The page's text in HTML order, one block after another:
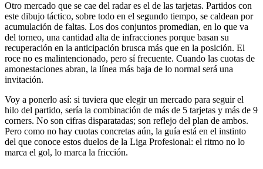
Otro mercado que se cae del radar es el de las tarjetas. Partidos con
este dibujo táctico, sobre todo en el segundo tiempo, se caldean por
acumulación de faltas. Los dos conjuntos promedian, en lo que va
del torneo, una cantidad alta de infracciones porque basan su
recuperación en la anticipación brusca más que en la posición. El
roce no es malintencionado, pero sí frecuente. Cuando las cuotas de
amonestaciones abran, la línea más baja de lo normal será una
invitación.
Voy a ponerlo así: si tuviera que elegir un mercado para seguir el
hilo del partido, sería la combinación de más de 5 tarjetas y más de 9
corners. No son cifras disparatadas; son reflejo del plan de ambos.
Pero como no hay cuotas concretas aún, la guía está en el instinto
del que conoce estos duelos de la Liga Profesional: el ritmo no lo
marca el gol, lo marca la fricción.